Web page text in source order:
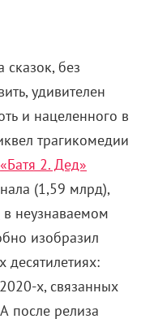
без
удивителен
и нацеленного в
трагикомедии
«Батя 2. Дед»
(1,59 млрд),
в неузнаваемом
изобразил
десятилетиях:
х, связанных
после релиза